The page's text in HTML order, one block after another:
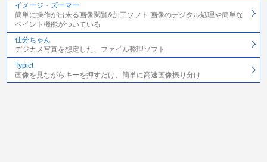
イメージ・ズーマー
簡単に操作が出来る画像閲覧&加工ソフト 画像のデジタル処理や簡単な
ペイント機能がついている
仕分ちゃん
デジカメ写真を想定した、ファイル整理ソフト
Typict
画像を見ながらキーを押すだけ、簡単に高速画像振り分け